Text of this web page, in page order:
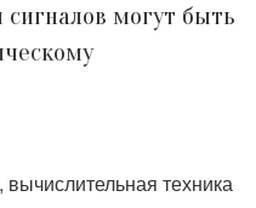
могут быть
техника